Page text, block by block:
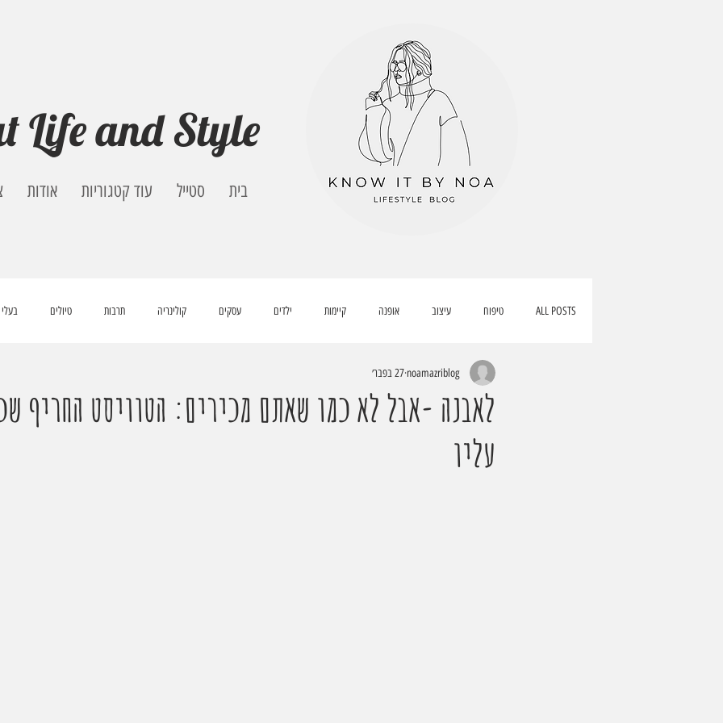
Life and Style
בית סטייל עוד קטגוריות אודות
ALL POSTS טיפוח עיצוב אופנה קיימות ילדים עסקים קולינריה תרבות טיולים
לאבנה -אבל לא כמו שאתם מכירים: הטוויסט החריף
עליו
noamazriblog 27 בפבר׳